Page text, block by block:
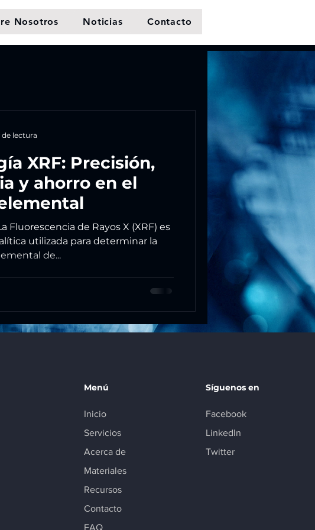
Nosotros Noticias Contacto
XRF: Precisión,
y ahorro en el
Fluorescencia de Rayos X (XRF) es
utilizada para determinar la
de...
lectura
Menú
Inicio
Servicios
Acerca de
Materiales
Recursos
Contacto
FAQ
Síguenos en
Facebook
LinkedIn
Twitter